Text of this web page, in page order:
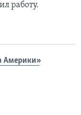
работу.
Америки»